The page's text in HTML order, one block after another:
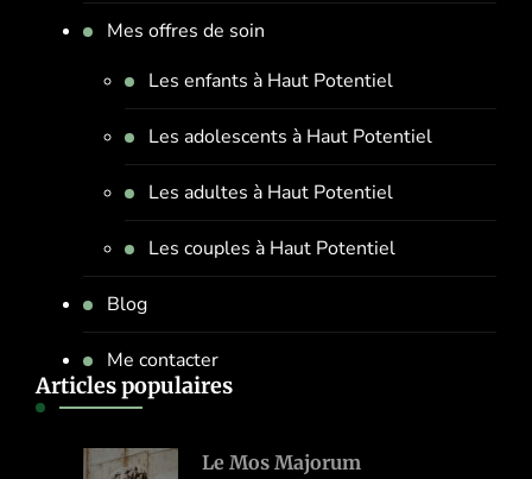
Mes offres de soin
Les enfants à Haut Potentiel
Les adolescents à Haut Potentiel
Les adultes à Haut Potentiel
Les couples à Haut Potentiel
Blog
Me contacter
Articles populaires
Le Mos Majorum